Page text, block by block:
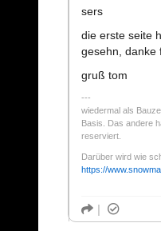
sers
die erste seite
gesehn, danke
gruß tom
wiedermal als
Basis. Das andere
reserviert.
Darüber wird wie
https://